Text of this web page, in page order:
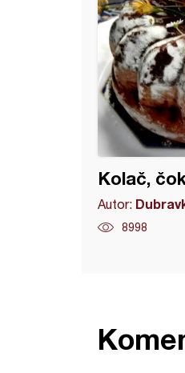
Kolač,
Autor:
8998